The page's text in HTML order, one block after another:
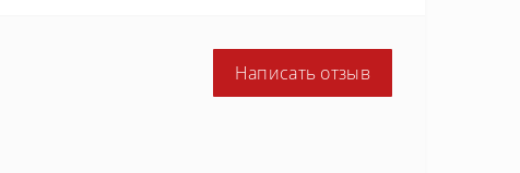
Написать отзыв